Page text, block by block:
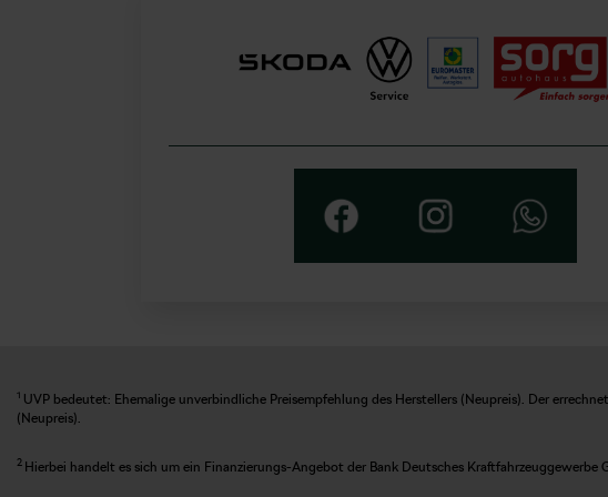
1 UVP bedeutet: Ehemalige unverbindliche Preisempfehlung des Herstellers (Neupreis). Der
(Neupreis).
2 Hierbei handelt es sich um ein Finanzierungs-Angebot der Bank Deutsches Kraftfahrzeuggewerbe